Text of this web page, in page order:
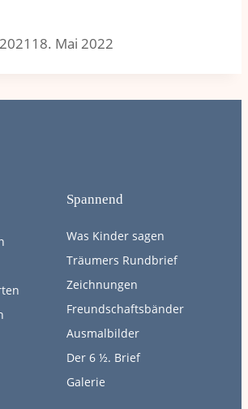
18. Mai 2022
Spannend
Was Kinder sagen
Träumers Rundbrief
Zeichnungen
Freundschaftsbänder
Ausmalbilder
Der 6 ½. Brief
Galerie